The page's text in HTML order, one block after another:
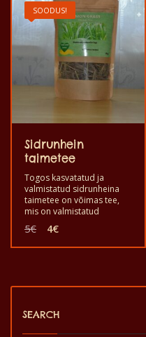
SOODUS!
Sidrunhein
taimetee
Togos kasvatatud ja
valmistatud sidrunheina
taimetee on võimas tee,
mis on valmistatud
mis pakub naudingut ja
head tervist. Hea süüa
tervislik toode, mis on
5€ Algne
oli:
4€Praegune
on:
SEARCH